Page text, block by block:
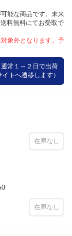
能な商品です。未来
料無料にてお受取で
象外となります。予
常１～２日で出荷
イトへ遷移します）
在庫なし
在庫なし